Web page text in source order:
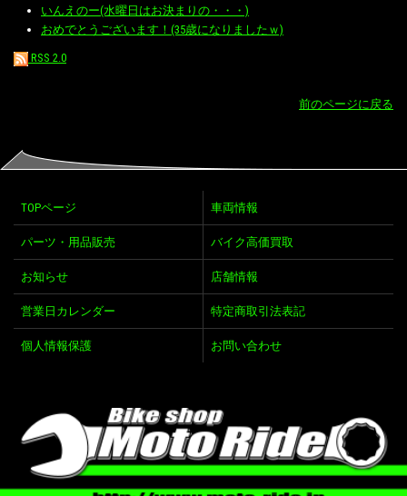
いんえのー(水曜日はお決まりの・・・)
おめでとうございます！(35歳になりましたｗ)
RSS 2.0
前のページに戻る
TOPページ 車両情報
パーツ・用品販売 バイク高価買取
お知らせ 店舗情報
営業日カレンダー 特定商取引法表記
個人情報保護 お問い合わせ